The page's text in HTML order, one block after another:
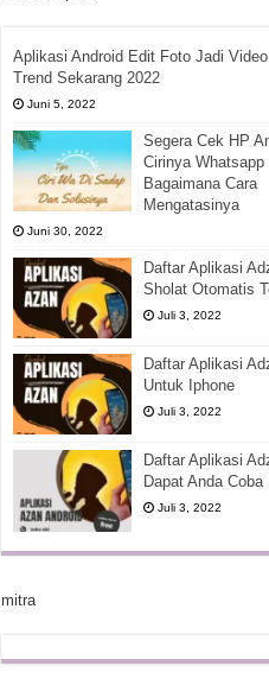
Aplikasi Android Edit Foto Jadi
Trend Sekarang 2022
Juni 5, 2022
Segera Cek HP
Cirinya Whatsapp
Bagaimana Cara
Mengatasinya
Juni 30, 2022
Daftar Aplikasi
Sholat Otomatis
Juli 3, 2022
Daftar Aplikasi
Untuk Iphone
Juli 3, 2022
Daftar Aplikasi
Dapat Anda Coba
Juli 3, 2022
mitra